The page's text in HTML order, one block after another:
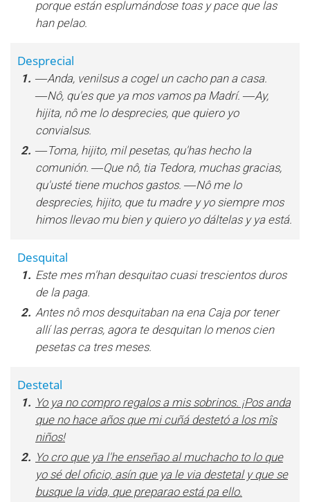
porque están esplumándose toas y pace que las
han pelao.
Desprecial
1. ―Anda, venilsus a cogel un cacho pan a casa.
―Nô, qu'es que ya mos vamos pa Madrí. ―Ay,
hijita, nô me lo desprecies, que quiero yo
convialsus.
2. ―Toma, hijito, mil pesetas, qu'has hecho la
comunión. ―Que nô, tia Tedora, muchas gracias,
qu'usté tiene muchos gastos. ―Nô me lo
desprecies, hijito, que tu madre y yo siempre mos
himos llevao mu bien y quiero yo dáltelas y ya está.
Desquital
1. Este mes m'han desquitao cuasi trescientos duros
de la paga.
2. Antes nô mos desquitaban na ena Caja por tener
allí las perras, agora te desquitan lo menos cien
pesetas ca tres meses.
Destetal
1. Yo ya no compro regalos a mis sobrinos. ¡Pos anda
que no hace años que mi cuñá destetó a los mîs
niños!
2. Yo cro que ya l'he enseñao al muchacho to lo que
yo sé del oficio, asín que ya le via destetal y que se
busque la vida, que preparao está pa ello.